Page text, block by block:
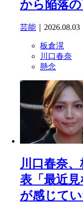
から陥落
芸能 ｜2026.08.03
板倉滉
川口春奈
懸念
川口春奈
表「最近
が感じて